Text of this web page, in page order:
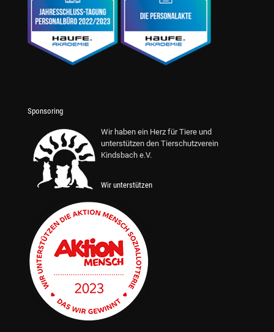
Sponsoring
Wir haben ein Herz für Tiere und
unterstützen den Tierschutzverein
Kindsbach e.V.
Wir unterstützen